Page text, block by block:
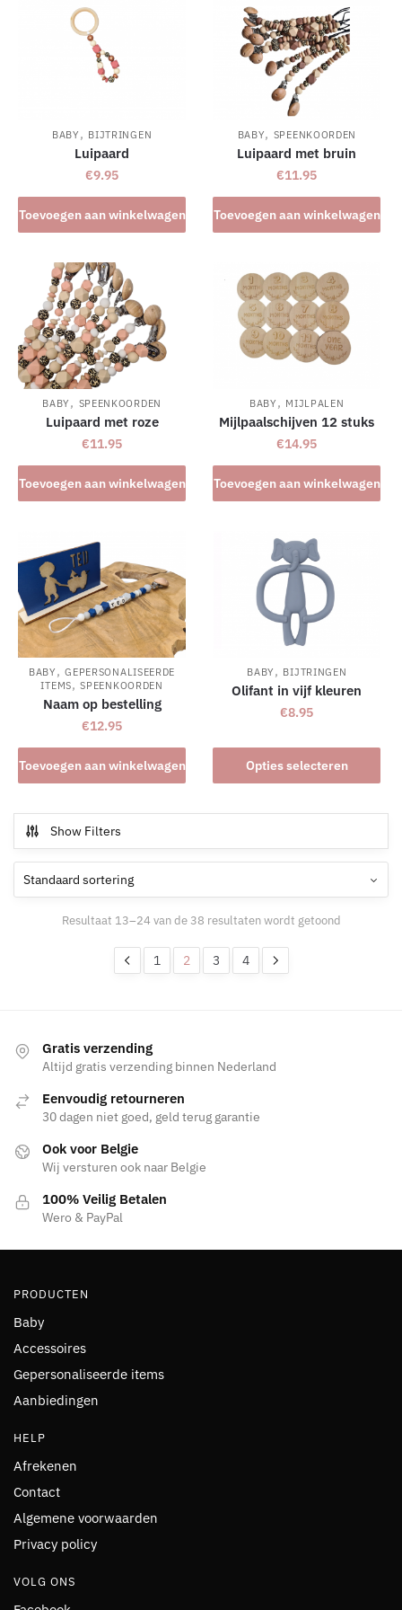
Deze
optie
worden
op
de
productpagina
BABY , BIJTRINGEN
Luipaard
€9.95
Toevoegen aan winkelwagen
BABY, SPEENKOORDEN
Luipaard met bruin
€11.95
Toevoegen aan winkelwagen
BABY , SPEENKOORDEN
Luipaard met roze
€11.95
Toevoegen aan winkelwagen
BABY , MIJLPALEN
Mijlpaalschijven 12 stuks
€14.95
Toevoegen aan winkelwagen
BABY ,GEPERSONALISEERDE
ITEMS,SPEENKOORDEN
Naam op bestelling
€12.95
Toevoegen aan winkelwagen
BABY , BIJTRINGEN
Olifant in vijf kleuren
€8.95
Opties selecteren
Dit
product
heeft
meerdere
Deze
kan
gekozen
Show Filters
Resultaat 13–24 van de 38 resultaten wordt getoond
1 2 3 4
Gratis verzending
Altijd gratis verzending binnen Nederland
Eenvoudig retourneren
30 dagen niet goed, geld terug garantie
Ook voor Belgie
Wij versturen ook naar Belgie
100% Veilig Betalen
Wero & PayPal
PRODUCTEN
Baby
Accessoires
Gepersonaliseerde items
Aanbiedingen
HELP
Afrekenen
Contact
Algemene voorwaarden
Privacy policy
VOLG ONS